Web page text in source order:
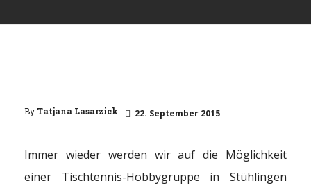
By Tatjana Lasarzick 22. September 2015
Immer wieder werden wir auf die Möglichkeit
einer Tischtennis-Hobbygruppe in Stühlingen